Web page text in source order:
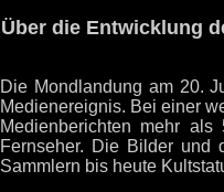
Über die Entwicklung
Die Mondlandung am 20.
Medienereignis. Bei einer
Medienberichten mehr
Fernseher. Die Bilder und
Sammlern bis heute